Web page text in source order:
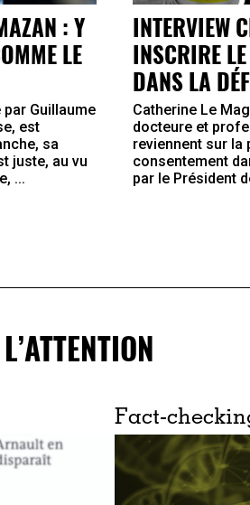
: Y
LE
Guillaume
est
sa
juste, au vu
...
INTERVIEW
INSCRIRE
DANS LA
Catherine Le
docteure et
reviennent sur la
consentement
par le Président
Fact-